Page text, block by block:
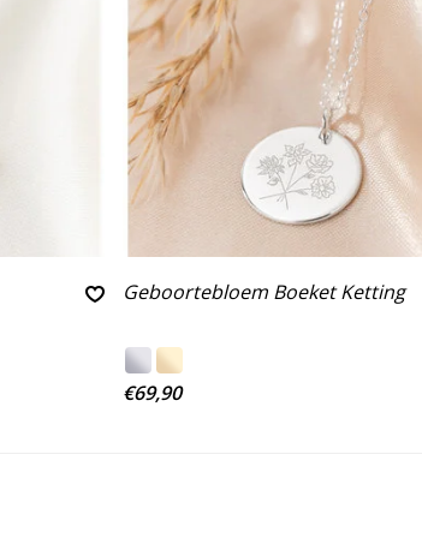
Geboortebloem Boeket Ketting
€69,90